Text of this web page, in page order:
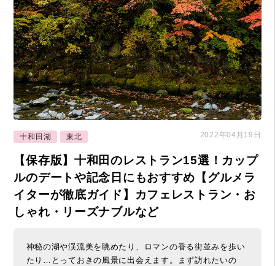
十和田湖 東北 2022年04月19日
【保存版】十和田のレストラン15選！カップ
ルのデートや記念日にもおすすめ【グルメラ
イターが徹底ガイド】カフェレストラン・お
しゃれ・リーズナブルなど
神秘の湖や渓流美を眺めたり、ロマンの香る街並みを歩い
たり…とっておきの風景に出会えます。まず訪れたいの